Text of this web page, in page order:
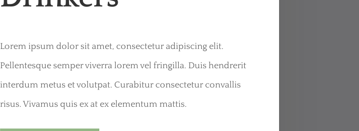
Lorem ipsum dolor sit amet, consectetur adipiscing elit.
Pellentesque semper viverra lorem vel fringilla. Duis hendrerit
interdum metus et volutpat. Curabitur consectetur convallis
risus. Vivamus quis ex at ex elementum mattis.